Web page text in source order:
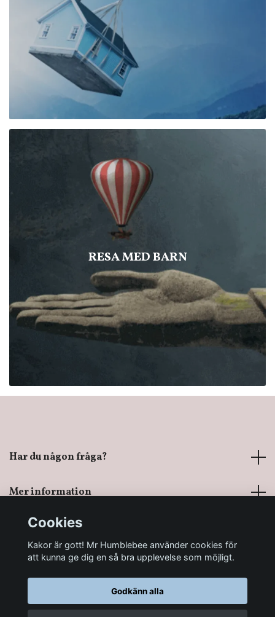
RESA MED BARN
Har du någon fråga?
Mer information
Sociala medier
© 2026 Mr Humblebee - En magisk leksaksbutik
Cookies
Kakor är gott! Mr Humblebee använder cookies för
att kunna ge dig en så bra upplevelse som möjligt.
Godkänn alla